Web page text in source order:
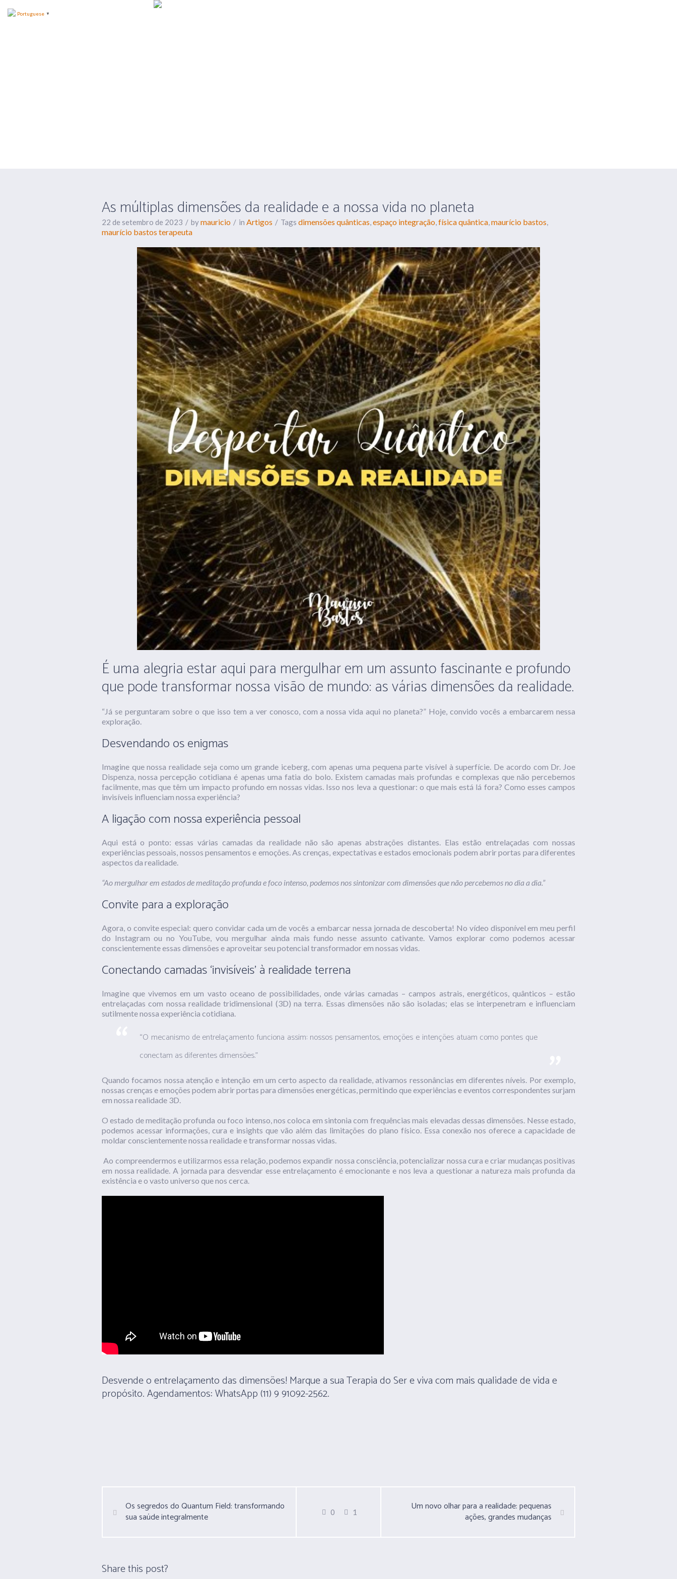
As múltiplas dimensões da realidade e a nossa vida no planeta
22 de setembro de 2023 bymauricio in Artigos Tags dimensões quânticas,espaço integração,física quântica,maurício bastos,
maurício bastos terapeuta
É uma alegria estar aqui para mergulhar em um assunto fascinante e profundo
que pode transformar nossa visão de mundo: as várias dimensões da realidade.
“Já se perguntaram sobre o que isso tem a ver conosco, com a nossa vida aqui no planeta?” Hoje, convido vocês a embarcarem nessa
exploração.
Desvendando os enigmas
Imagine que nossa realidade seja como um grande iceberg, com apenas uma pequena parte visível à superfície. De acordo com Dr. Joe
Dispenza, nossa percepção cotidiana é apenas uma fatia do bolo. Existem camadas mais profundas e complexas que não percebemos
facilmente, mas que têm um impacto profundo em nossas vidas. Isso nos leva a questionar: o que mais está lá fora? Como esses campos
invisíveis influenciam nossa experiência?
A ligação com nossa experiência pessoal
Aqui está o ponto: essas várias camadas da realidade não são apenas abstrações distantes. Elas estão entrelaçadas com nossas
experiências pessoais, nossos pensamentos e emoções. As crenças, expectativas e estados emocionais podem abrir portas para diferentes
aspectos da realidade.
“Ao mergulhar em estados de meditação profunda e foco intenso, podemos nos sintonizar com dimensões que não percebemos no dia a dia.”
Convite para a exploração
Agora, o convite especial: quero convidar cada um de vocês a embarcar nessa jornada de descoberta! No vídeo disponível em meu perfil
do Instagram ou no YouTube, vou mergulhar ainda mais fundo nesse assunto cativante. Vamos explorar como podemos acessar
conscientemente essas dimensões e aproveitar seu potencial transformador em nossas vidas.
Conectando camadas ‘invisíveis’ à realidade terrena
Imagine que vivemos em um vasto oceano de possibilidades, onde várias camadas – campos astrais, energéticos, quânticos – estão
entrelaçadas com nossa realidade tridimensional (3D) na terra. Essas dimensões não são isoladas; elas se interpenetram e influenciam
sutilmente nossa experiência cotidiana.
“O mecanismo de entrelaçamento funciona assim: nossos pensamentos, emoções e intenções atuam como pontes que
conectam as diferentes dimensões.”
Quando focamos nossa atenção e intenção em um certo aspecto da realidade, ativamos ressonâncias em diferentes níveis. Por exemplo,
nossas crenças e emoções podem abrir portas para dimensões energéticas, permitindo que experiências e eventos correspondentes surjam
em nossa realidade 3D.
O estado de meditação profunda ou foco intenso, nos coloca em sintonia com frequências mais elevadas dessas dimensões. Nesse estado,
podemos acessar informações, cura e insights que vão além das limitações do plano físico. Essa conexão nos oferece a capacidade de
moldar conscientemente nossa realidade e transformar nossas vidas.
Ao compreendermos e utilizarmos essa relação, podemos expandir nossa consciência, potencializar nossa cura e criar mudanças positivas
em nossa realidade. A jornada para desvendar esse entrelaçamento é emocionante e nos leva a questionar a natureza mais profunda da
existência e o vasto universo que nos cerca.
Desvende o entrelaçamento das dimensões! Marque a sua Terapia do Ser e viva com mais qualidade de vida e
propósito. Agendamentos:WhatsApp (11) 9 91092-2562.
0 1
Os segredos do Quantum Field: transformando
sua saúde integralmente
Um novo olhar para a realidade: pequenas
ações, grandes mudanças
Share this post?
Portuguese ▼